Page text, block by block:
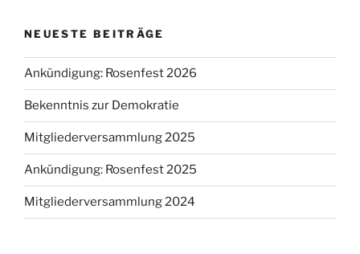
NEUESTE BEITRÄGE
Ankündigung: Rosenfest 2026
Bekenntnis zur Demokratie
Mitgliederversammlung 2025
Ankündigung: Rosenfest 2025
Mitgliederversammlung 2024